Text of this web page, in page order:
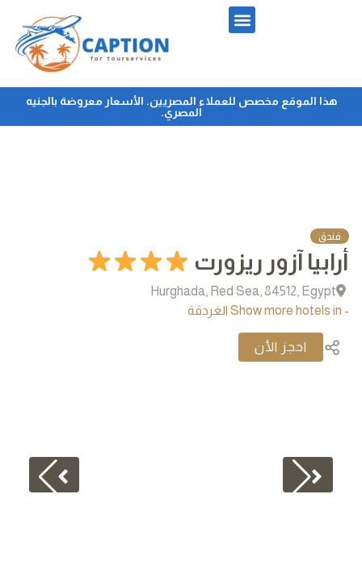
هذا الموقع مخصص للعملاء المصريين. الأسعار معروضة بالجنيه
المصري.
فندق
أرابيا آزور ريزورت
Hurghada, Red Sea, 84512, Egypt
- Show more hotels in الغردقة